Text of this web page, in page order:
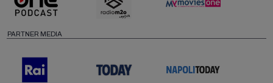
PARTNER MEDIA